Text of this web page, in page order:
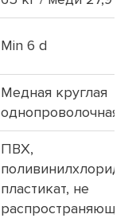
Min 6 d
Медная круглая
однопроволочная 1
ПВХ,
пластикат, не
распространяющий